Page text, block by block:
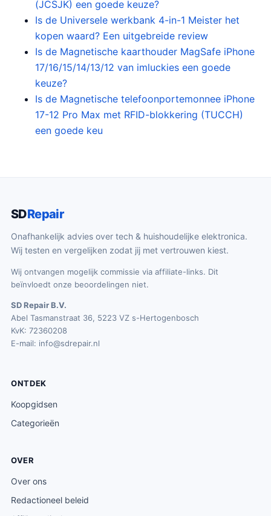
(JCSJK) een goede keuze?
Is de Universele werkbank 4-in-1 Meister het
kopen waard? Een uitgebreide review
Is de Magnetische kaarthouder MagSafe iPhone
17/16/15/14/13/12 van imluckies een goede
keuze?
Is de Magnetische telefoonportemonnee iPhone
17-12 Pro Max met RFID-blokkering (TUCCH)
een goede keu
SDRepair
Onafhankelijk advies over tech & huishoudelijke elektronica.
Wij testen en vergelijken zodat jij met vertrouwen kiest.
Wij ontvangen mogelijk commissie via affiliate-links. Dit
beïnvloedt onze beoordelingen niet.
SD Repair B.V.
Abel Tasmanstraat 36, 5223 VZ s-Hertogenbosch
KvK: 72360208
E-mail: info@sdrepair.nl
ONTDEK
Koopgidsen
Categorieën
OVER
Over ons
Redactioneel beleid